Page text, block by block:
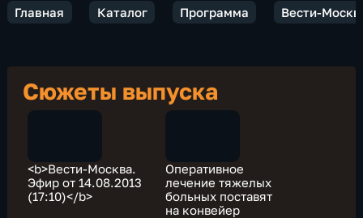
Главная Каталог Программа Вести-
Сюжеты выпуска
<b>Вести-Москва.
Эфир от 14.08.2013
(17:10)</b>
Оперативное
лечение тяжелых
больных поставят
на конвейер